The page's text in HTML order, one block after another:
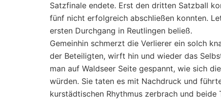
Satzfinale endete. Erst den dritten Satzball
fünf nicht erfolgreich abschließen konnten.
ersten Durchgang in Reutlingen beließ.
Gemeinhin schmerzt die Verlierer ein solch
der Beteiligten, wirft hin und wieder das
man auf Waldseer Seite gespannt, wie sich
würden. Sie taten es mit Nachdruck und
kurstädtischen Rhythmus zerbrach und